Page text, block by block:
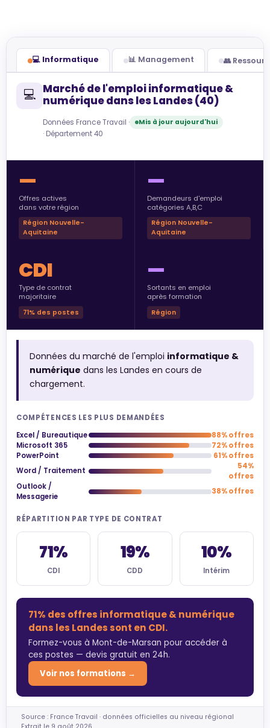
💻 Informatique 📊 Management 👥
💻 Marché de l'emploi informatique &
numérique dans les Landes (40)
Données France Travail · Mis à jour aujourd'hui
· Département 40
—
Offres actives
dans votre région
Région Nouvelle-
Aquitaine
—
Demandeurs d'emploi
catégories A,B,C
Région Nouvelle-
Aquitaine
CDI
Type de contrat
majoritaire
71% des postes
—
Sortants en emploi
après formation
Région
Données du marché de l'emploi informatique &
numérique dans les Landes en cours de
chargement.
COMPÉTENCES LES PLUS DEMANDÉES
Excel / Bureautique
88% offres
Microsoft 365
72% offres
PowerPoint
61% offres
Word / Traitement
54%
offres
Outlook /
Messagerie
38% offres
RÉPARTITION PAR TYPE DE CONTRAT
71%
CDI
19%
CDD
10%
Intérim
71% des offres informatique & numérique
dans les Landes sont en CDI.
Formez-vous à Mont-de-Marsan pour accéder à
ces postes — devis gratuit en 24h.
Voir nos formations →
Source : France Travail · données officielles au niveau régional